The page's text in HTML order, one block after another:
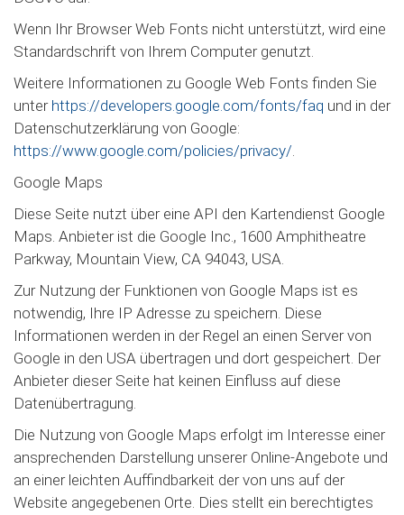
Wenn Ihr Browser Web Fonts nicht unterstützt, wird eine
Standardschrift von Ihrem Computer genutzt.
Weitere Informationen zu Google Web Fonts finden Sie
unter https://developers.google.com/fonts/faq und in der
Datenschutzerklärung von Google:
https://www.google.com/policies/privacy/.
Google Maps
Diese Seite nutzt über eine API den Kartendienst Google
Maps. Anbieter ist die Google Inc., 1600 Amphitheatre
Parkway, Mountain View, CA 94043, USA.
Zur Nutzung der Funktionen von Google Maps ist es
notwendig, Ihre IP Adresse zu speichern. Diese
Informationen werden in der Regel an einen Server von
Google in den USA übertragen und dort gespeichert. Der
Anbieter dieser Seite hat keinen Einfluss auf diese
Datenübertragung.
Die Nutzung von Google Maps erfolgt im Interesse einer
ansprechenden Darstellung unserer Online-Angebote und
an einer leichten Auffindbarkeit der von uns auf der
Website angegebenen Orte. Dies stellt ein berechtigtes